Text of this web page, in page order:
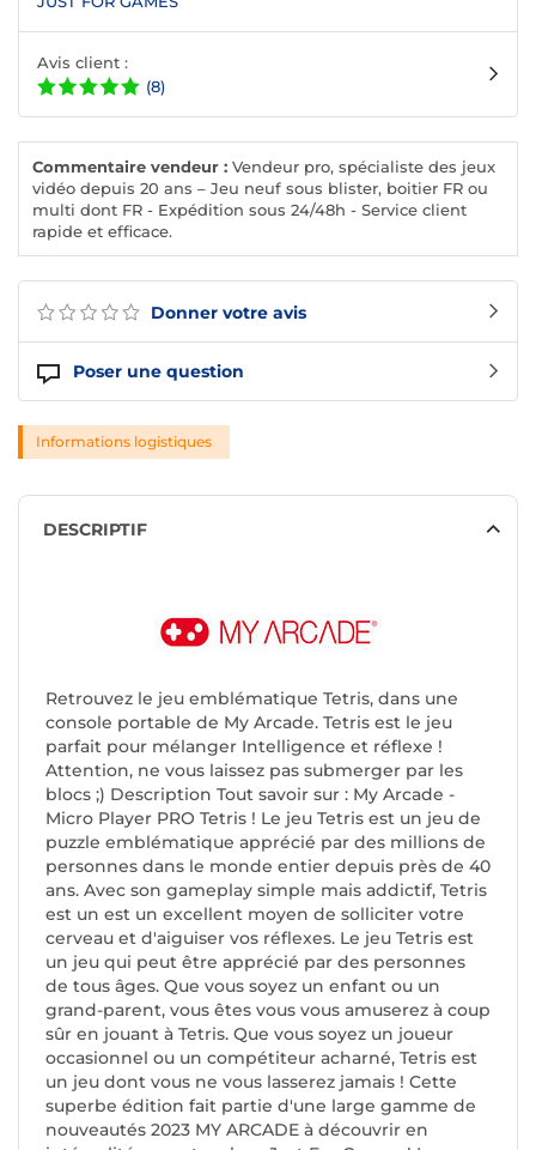
Donner votre avis
Poser une question
Avis client :
(8)
Commentaire vendeur : Vendeur pro, spécialiste des jeux
vidéo depuis 20 ans – Jeu neuf sous blister, boitier FR ou
multi dont FR - Expédition sous 24/48h - Service client
rapide et efficace.
Informations logistiques
DESCRIPTIF
Retrouvez le jeu emblématique Tetris, dans une
console portable de My Arcade. Tetris est le jeu
parfait pour mélanger Intelligence et réflexe !
Attention, ne vous laissez pas submerger par les
blocs ;) Description Tout savoir sur : My Arcade -
Micro Player PRO Tetris ! Le jeu Tetris est un jeu de
puzzle emblématique apprécié par des millions de
personnes dans le monde entier depuis près de 40
ans. Avec son gameplay simple mais addictif, Tetris
est un est un excellent moyen de solliciter votre
cerveau et d'aiguiser vos réflexes. Le jeu Tetris est
un jeu qui peut être apprécié par des personnes
de tous âges. Que vous soyez un enfant ou un
grand-parent, vous êtes vous vous amuserez à coup
sûr en jouant à Tetris. Que vous soyez un joueur
occasionnel ou un compétiteur acharné, Tetris est
un jeu dont vous ne vous lasserez jamais ! Cette
superbe édition fait partie d'une large gamme de
nouveautés 2023 MY ARCADE à découvrir en